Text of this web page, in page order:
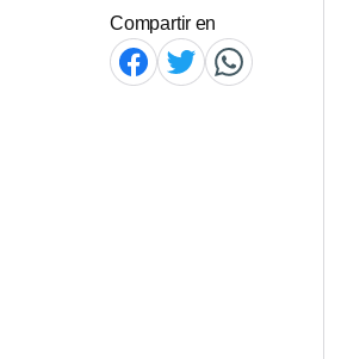
Compartir en